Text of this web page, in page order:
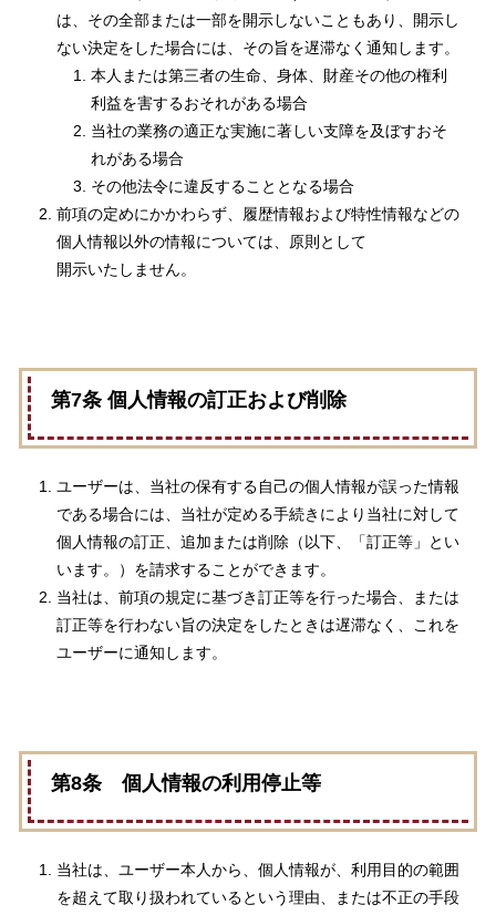
は、その全部または一部を開示しないこともあり、開示し
ない決定をした場合には、その旨を遅滞なく通知します。
本人または第三者の生命、身体、財産その他の権利
利益を害するおそれがある場合
当社の業務の適正な実施に著しい支障を及ぼすおそ
れがある場合
その他法令に違反することとなる場合
前項の定めにかかわらず、履歴情報および特性情報などの
個人情報以外の情報については、原則として
開示いたしません。
第7条 個人情報の訂正および削除
ユーザーは、当社の保有する自己の個人情報が誤った情報
である場合には、当社が定める手続きにより当社に対して
個人情報の訂正、追加または削除（以下、「訂正等」とい
います。）を請求することができます。
当社は、前項の規定に基づき訂正等を行った場合、または
訂正等を行わない旨の決定をしたときは遅滞なく、これを
ユーザーに通知します。
第8条 個人情報の利用停止等
当社は、ユーザー本人から、個人情報が、利用目的の範囲
を超えて取り扱われているという理由、または不正の手段